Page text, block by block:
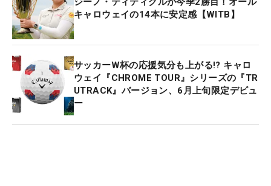
キャロウェイの14本に安定感【WITB】
サッカーW杯の応援気分も上がる!? キャロ
ウェイ『CHROME TOUR』シリーズの『TR
UTRACK』バージョン、6月上旬限定デビュ
ー